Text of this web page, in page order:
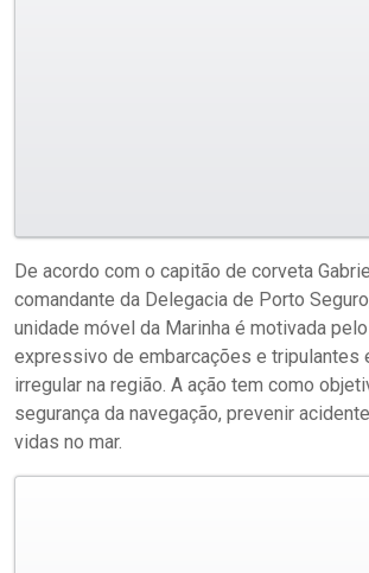
De acordo com o capitão de corveta
comandante da Delegacia de Porto
unidade móvel da Marinha é motivada
expressivo de embarcações e tripulantes
irregular na região. A ação tem como
segurança da navegação, prevenir
vidas no mar.